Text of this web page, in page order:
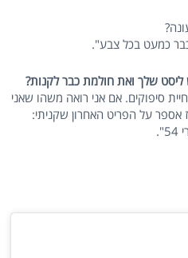
כבר כמעט בכל צבע".
ליסט שלך ואת חולמת כבר לקנות?
סיפוקים. אם אני רואה משהו שאני
על הפריט האחרון שקניתי: